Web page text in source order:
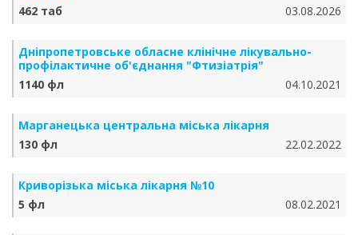
462 таб
03.08.2026
Дніпропетровське обласне клінічне лікувально-
профілактичне об'єднання "Фтизіатрія"
1140 фл
04.10.2021
Марганецька центральна міська лікарня
130 фл
22.02.2022
Криворізька міська лікарня №10
5 фл
08.02.2021